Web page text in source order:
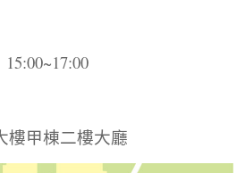
樓甲棟二樓大廳